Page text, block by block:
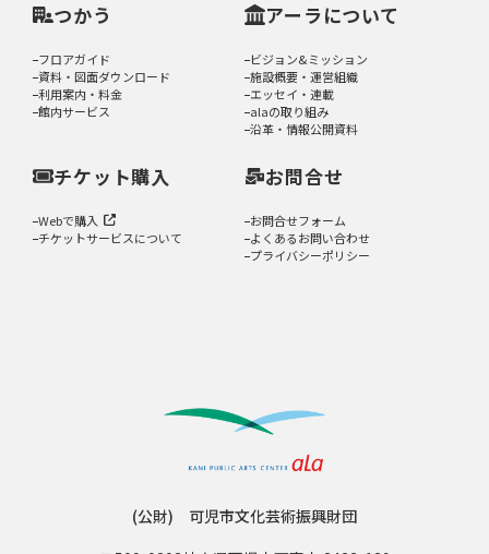
つかう
フロアガイド
資料・図面ダウンロード
利用案内・料金
館内サービス
アーラについて
ビジョン&ミッション
施設概要・運営組織
エッセイ・連載
alaの取り組み
沿革・情報公開資料
チケット購入
Webで購入
チケットサービスについて
お問合せ
お問合せフォーム
よくあるお問い合わせ
プライバシーポリシー
(公財) 可児市文化芸術振興財団